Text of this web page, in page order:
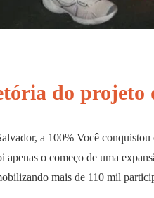
do projeto
a 100% Você
apenas o começo de uma
mais de 110 mil